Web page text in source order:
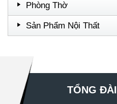
Phòng Thờ
Sản Phẩm Nội Thất
TỔNG ĐÀI